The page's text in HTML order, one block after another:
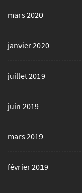
mars 2020
janvier 2020
juillet 2019
juin 2019
mars 2019
février 2019